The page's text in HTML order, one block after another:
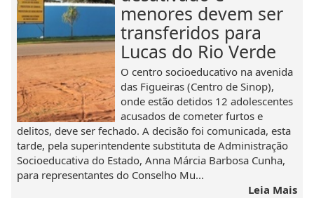
menores devem ser
transferidos para
Lucas do Rio Verde
O centro socioeducativo na avenida
das Figueiras (Centro de Sinop),
onde estão detidos 12 adolescentes
acusados de cometer furtos e
delitos, deve ser fechado. A decisão foi comunicada, esta
tarde, pela superintendente substituta de Administração
Socioeducativa do Estado, Anna Márcia Barbosa Cunha,
para representantes do Conselho Mu...
Leia Mais